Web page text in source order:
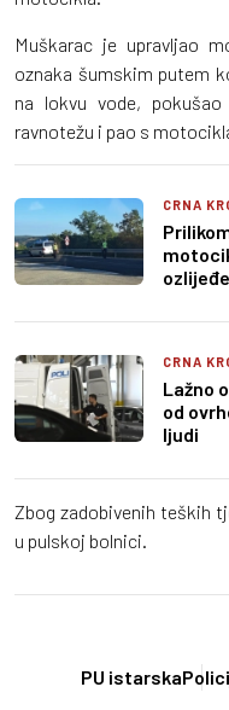
Muškarac je upravljao
oznaka šumskim putem
na lokvu vode,
ravnotežu i pao s
CRNA
CRNA
Lažno
od
ljudi
Zbog zadobivenih teških
u pulskoj bolnici.
PU istarska